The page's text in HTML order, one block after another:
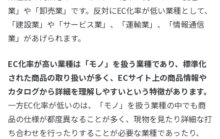
業」や「卸売業」です。反対にEC化率が低い業種として、
「建設業」や「サービス業」、「運輸業」、「情報通信
業」があげられます。
EC化率が高い業種は「モノ」を扱う業種であり、標準化
された商品の取り扱いが多く、ECサイト上の商品情報や
カタログから詳細を理解しやすいという特徴があります。
一方EC化率が低いのは、「モノ」を扱う業種の中でも商
品の仕様が都度異なることが多く、現物を見たり詳細な打
ち合わせを行ったりすることが必要な業種であったり、